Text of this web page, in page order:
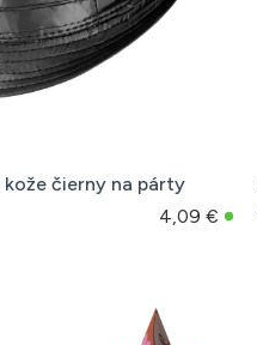
čierny na párty
4,09 €